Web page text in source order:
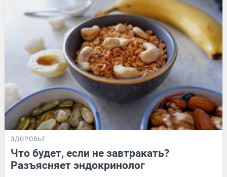
ЗДОРОВЬЕ
Что будет, если не завтракать?
Разъясняет эндокринолог